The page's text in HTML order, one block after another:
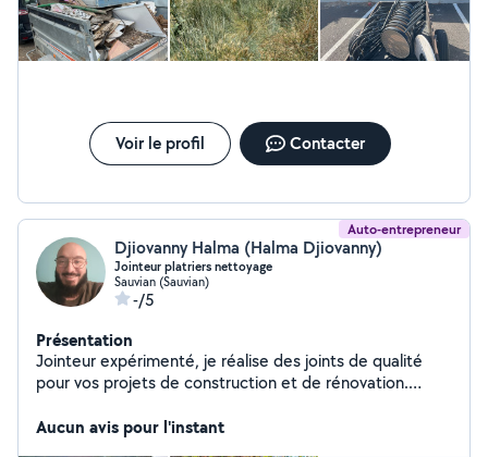
Voir le profil Contacter
Auto-entrepreneur
Djiovanny Halma (Halma Djiovanny)
Jointeur platriers nettoyage
Sauvian (Sauvian)
-/5
Présentation
Jointeur expérimenté, je réalise des joints de qualité
pour vos projets de construction et de rénovation.
garantis une finition impeccable et durable.je travaille
Aucun avis pour l'instant